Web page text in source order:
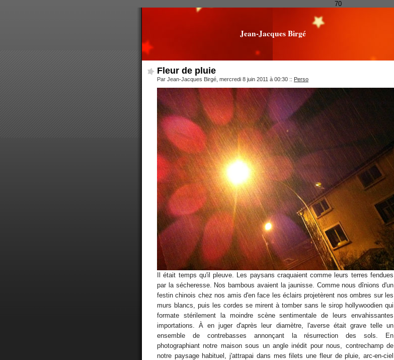
70
Jean-Jacques Birgé
Fleur de pluie
Par Jean-Jacques Birgé, mercredi 8 juin 2011 à 00:30 :: Perso
Il était temps qu'il pleuve. Les paysans craquaient comme leurs terres fendues
par la sécheresse. Nos bambous avaient la jaunisse. Comme nous dînions d'un
festin chinois chez nos amis d'en face les éclairs projetèrent nos ombres sur les
murs blancs, puis les cordes se mirent à tomber sans le sirop hollywoodien qui
formate stérilement la moindre scène sentimentale de leurs envahissantes
importations. À en juger d'après leur diamètre, l'averse était grave telle un
ensemble de contrebasses annonçant la résurrection des sols. En
photographiant notre maison sous un angle inédit pour nous, contrechamp de
notre paysage habituel, j'attrapai dans mes filets une fleur de pluie, arc-en-ciel